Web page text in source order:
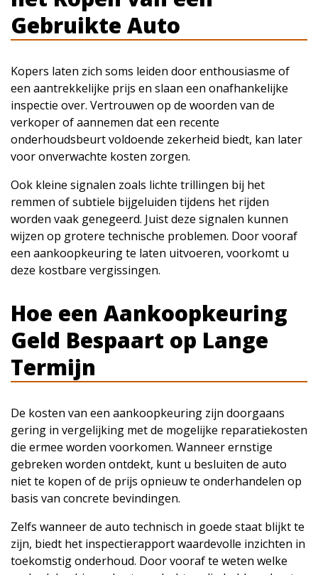
Gebruikte Auto
Kopers laten zich soms leiden door enthousiasme of
een aantrekkelijke prijs en slaan een onafhankelijke
inspectie over. Vertrouwen op de woorden van de
verkoper of aannemen dat een recente
onderhoudsbeurt voldoende zekerheid biedt, kan later
voor onverwachte kosten zorgen.
Ook kleine signalen zoals lichte trillingen bij het
remmen of subtiele bijgeluiden tijdens het rijden
worden vaak genegeerd. Juist deze signalen kunnen
wijzen op grotere technische problemen. Door vooraf
een aankoopkeuring te laten uitvoeren, voorkomt u
deze kostbare vergissingen.
Hoe een Aankoopkeuring
Geld Bespaart op Lange
Termijn
De kosten van een aankoopkeuring zijn doorgaans
gering in vergelijking met de mogelijke reparatiekosten
die ermee worden voorkomen. Wanneer ernstige
gebreken worden ontdekt, kunt u besluiten de auto
niet te kopen of de prijs opnieuw te onderhandelen op
basis van concrete bevindingen.
Zelfs wanneer de auto technisch in goede staat blijkt te
zijn, biedt het inspectierapport waardevolle inzichten in
toekomstig onderhoud. Door vooraf te weten welke